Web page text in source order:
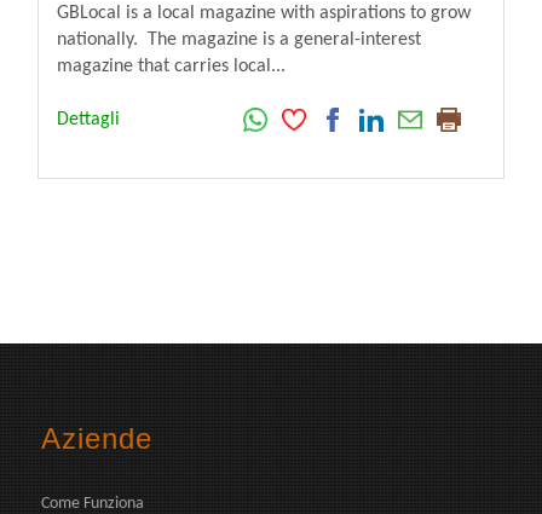
GBLocal is a local magazine with aspirations to grow
nationally. The magazine is a general-interest
magazine that carries local...
Dettagli
Aziende
Come Funziona